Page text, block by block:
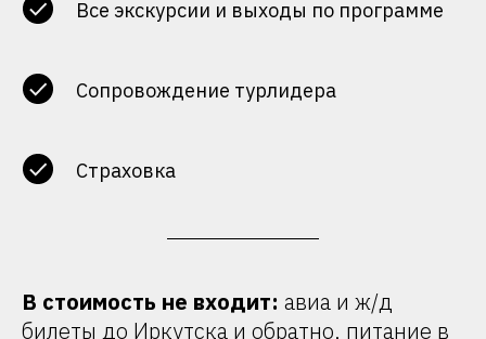
Все экскурсии и выходы по программе
Сопровождение турлидера
Страховка
В стоимость не входит: авиа и ж/д
билеты до Иркутска и обратно, питание в